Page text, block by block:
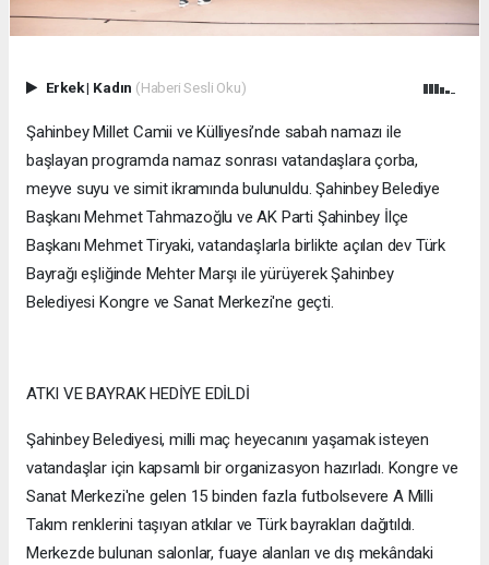
Erkek| Kadın (Haberi Sesli Oku)
Şahinbey Millet Camii ve Külliyesi’nde sabah namazı ile
başlayan programda namaz sonrası vatandaşlara çorba,
meyve suyu ve simit ikramında bulunuldu. Şahinbey Belediye
Başkanı Mehmet Tahmazoğlu ve AK Parti Şahinbey İlçe
Başkanı Mehmet Tiryaki, vatandaşlarla birlikte açılan dev Türk
Bayrağı eşliğinde Mehter Marşı ile yürüyerek Şahinbey
Belediyesi Kongre ve Sanat Merkezi'ne geçti.
ATKI VE BAYRAK HEDİYE EDİLDİ
Şahinbey Belediyesi, milli maç heyecanını yaşamak isteyen
vatandaşlar için kapsamlı bir organizasyon hazırladı. Kongre ve
Sanat Merkezi'ne gelen 15 binden fazla futbolsevere A Milli
Takım renklerini taşıyan atkılar ve Türk bayrakları dağıtıldı.
Merkezde bulunan salonlar, fuaye alanları ve dış mekândaki